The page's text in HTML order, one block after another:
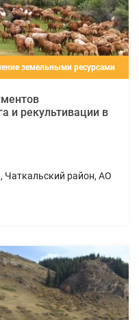
земельными ресурсами
и рекультивации в
Чаткальский район, АО